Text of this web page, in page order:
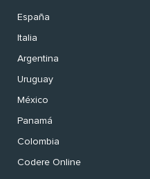
España
Italia
Argentina
Uruguay
México
Panamá
Colombia
Codere Online